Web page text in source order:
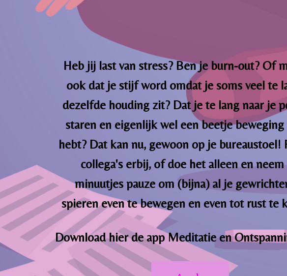
Heb jij last van stress? Ben je burn-out? Of
ook dat je stijf word omdat je soms veel te
dezelfde houding zit? Dat je te lang naar je
staren en eigenlijk wel een beetje
hebt? Dat kan nu, gewoon op je bureaustoel!
collega's erbij, of doe het alleen en neem
minuutjes pauze om (bijna) al je
spieren even te bewegen en even tot rust te
Download hier de app Meditatie en